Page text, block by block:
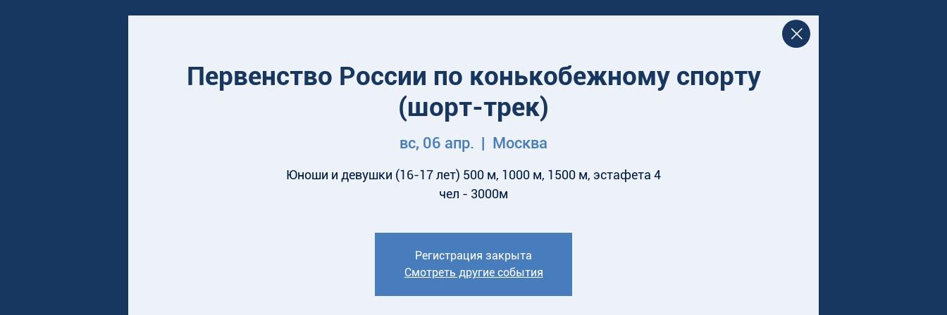
Первенство России по конькобежному спорту
(шорт-трек)
вс, 06 апр.
  |
Москва
Юноши и девушки (16-17 лет) 500 м, 1000 м, 1500 м, эстафета 4
чел - 3000м
Регистрация закрыта
Смотреть другие события